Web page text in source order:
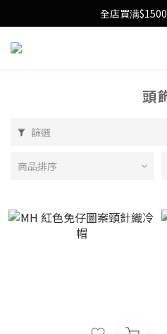
Free Local Shipping
全店買满
Free Local Shipping
頭
篩選
商品排序